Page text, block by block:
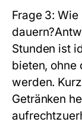
Frage 3: Wie
dauern?
Stunden ist
bieten, ohne
werden.
Getränken